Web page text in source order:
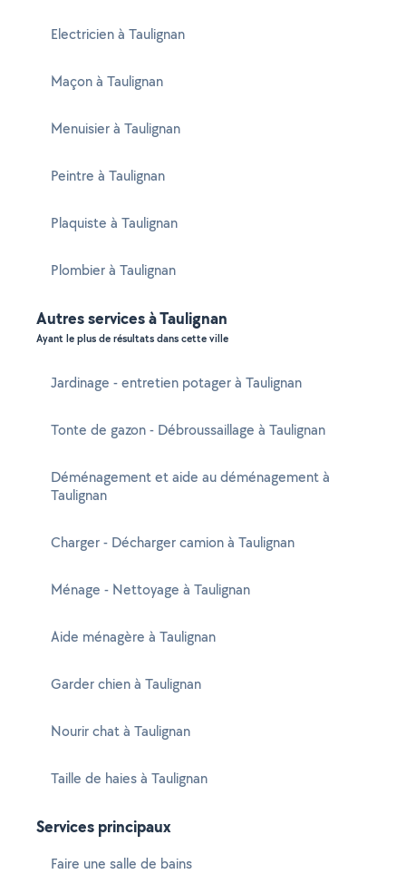
Electricien à Taulignan
Maçon à Taulignan
Menuisier à Taulignan
Peintre à Taulignan
Plaquiste à Taulignan
Plombier à Taulignan
Autres services à Taulignan
Ayant le plus de résultats dans cette ville
Jardinage - entretien potager à Taulignan
Tonte de gazon - Débroussaillage à Taulignan
Déménagement et aide au déménagement à
Taulignan
Charger - Décharger camion à Taulignan
Ménage - Nettoyage à Taulignan
Aide ménagère à Taulignan
Garder chien à Taulignan
Nourir chat à Taulignan
Taille de haies à Taulignan
Services principaux
Faire une salle de bains